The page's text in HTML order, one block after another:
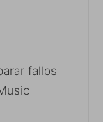
fallos